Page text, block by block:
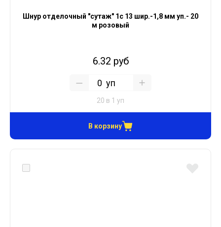
Шнур отделочный "сутаж" 1с 13 шир.-1,8 мм уп.- 20
м розовый
6.32 руб
уп
20 в 1 уп
В корзину